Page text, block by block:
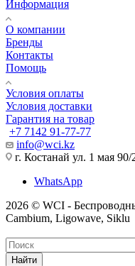
Информация
О компании
Бренды
Контакты
Помощь
Условия оплаты
Условия доставки
Гарантия на товар
+7 7142 91-77-77
info@wci.kz
г. Костанай ул. 1 мая
WhatsApp
2026 © WCI -
Cambium, Ligowave, Siklu
Найти